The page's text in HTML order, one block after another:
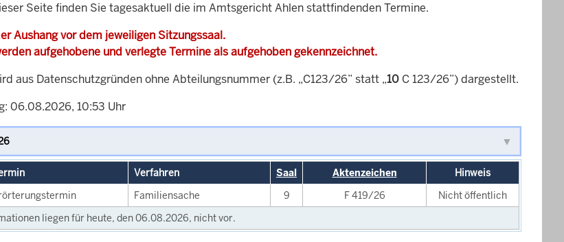
Seite finden Sie tagesaktuell die im Amtsgericht Ahlen stattfindenden Termine.
Aushang vor dem jeweiligen Sitzungssaal.
aufgehobene und verlegte Termine als aufgehoben gekennzeichnet.
aus Datenschutzgründen ohne Abteilungsnummer (z.B. „C123/26” statt „10 C 123/26”) dargestellt.
06.08.2026, 10:53 Uhr
Verfahren Saal Aktenzeichen
Hinweis
Familiensache 9 F 419/26
Nicht öffentlich
liegen für heute, den 06.08.2026, nicht vor.